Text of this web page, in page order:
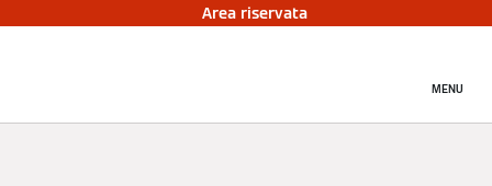
Area riservata
MENU